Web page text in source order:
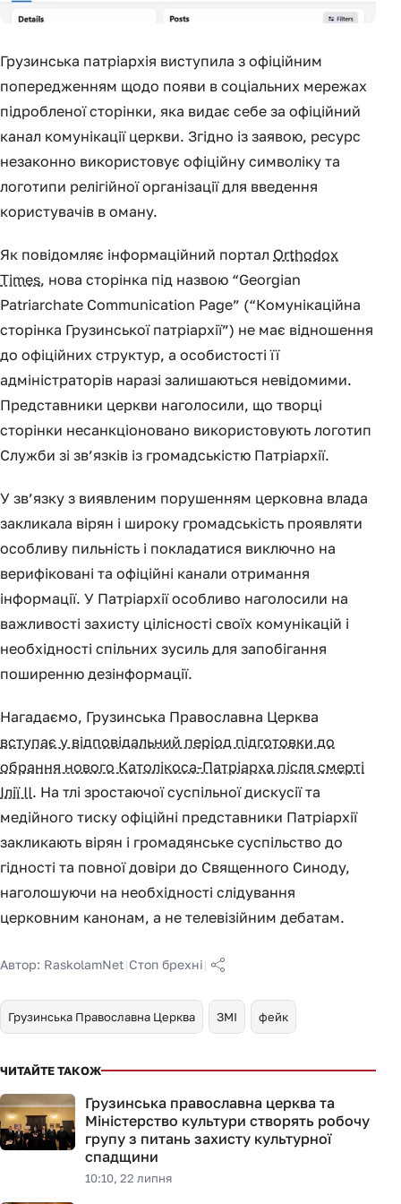
Грузинська патріархія виступила з офіційним
попередженням щодо появи в соціальних мережах
підробленої сторінки, яка видає себе за офіційний
канал комунікації церкви. Згідно із заявою, ресурс
незаконно використовує офіційну символіку та
логотипи релігійної організації для введення
користувачів в оману.
Як повідомляє інформаційний портал Orthodox
Times, нова сторінка під назвою “Georgian
Patriarchate Communication Page” (“Комунікаційна
сторінка Грузинської патріархії”) не має відношення
до офіційних структур, а особистості її
адміністраторів наразі залишаються невідомими.
Представники церкви наголосили, що творці
сторінки несанкціоновано використовують логотип
Служби зі зв’язків із громадськістю Патріархії.
У зв’язку з виявленим порушенням церковна влада
закликала вірян і широку громадськість проявляти
особливу пильність і покладатися виключно на
верифіковані та офіційні канали отримання
інформації. У Патріархії особливо наголосили на
важливості захисту цілісності своїх комунікацій і
необхідності спільних зусиль для запобігання
поширенню дезінформації.
Нагадаємо, Грузинська Православна Церква
вступає у відповідальний період підготовки до
обрання нового Католікоса-Патріарха після смерті
Ілії II. На тлі зростаючої суспільної дискусії та
медійного тиску офіційні представники Патріархії
закликають вірян і громадянське суспільство до
гідності та повної довіри до Священного Синоду,
наголошуючи на необхідності слідування
церковним канонам, а не телевізійним дебатам.
Автор: RaskolamNet|Стоп брехні|
Грузинська Православна Церква ЗМІ фейк
ЧИТАЙТЕ ТАКОЖ
Грузинська православна церква та
Міністерство культури створять робочу
групу з питань захисту культурної
спадщини
10:10, 22 липня